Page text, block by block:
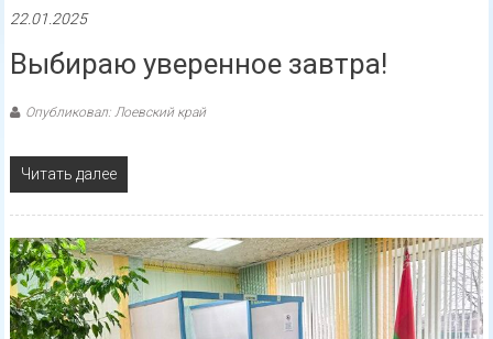
22.01.2025
Выбираю уверенное завтра!
Опубликовал: Лоевский край
Читать далее